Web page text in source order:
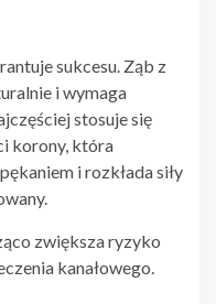
sukcesu. Ząb z
i wymaga
stosuje się
korony, która
i rozkłada siły
zwiększa ryzyko
kanałowego.